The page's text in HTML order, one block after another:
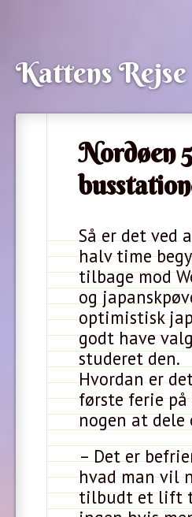
Kattens Rejse
Nordøen
Så er det ved
halv time
tilbage mod
og
optimistisk
godt have
studeret den.
Hvordan er
første ferie på
nogen at dele
– Det er
hvad man vil
tilbudt et lift